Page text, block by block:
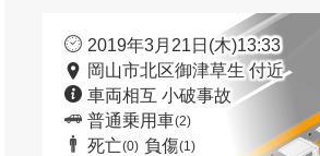
2019年3月21日(木)13:33
岡山市北区御津草生 付近
車両相互 小破事故
普通乗用車(2)
死亡(0) 負傷(1)